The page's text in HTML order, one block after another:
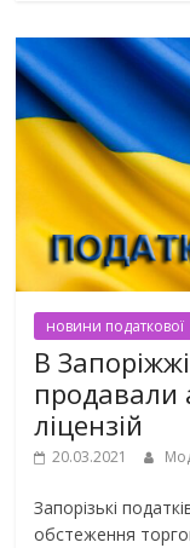
новини податкової
В
продавали
ліцензій
20.03.2021
Запорізькі
обстеження